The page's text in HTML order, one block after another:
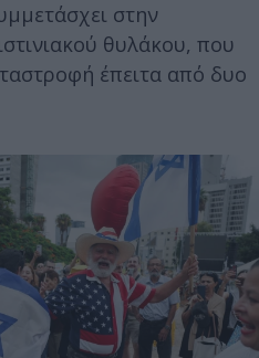
στην
θυλάκου, που
έπειτα από δυο